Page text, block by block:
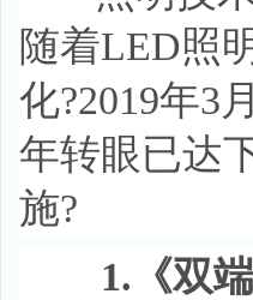
随着LED照
化?2019年3
年转眼已达
施?
1.《双